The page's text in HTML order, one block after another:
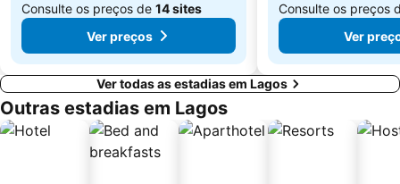
Consulte os preços de 14 sites
Ver preços
Consulte os preços
Ver
Ver todas as estadias em Lagos
Outras estadias em Lagos